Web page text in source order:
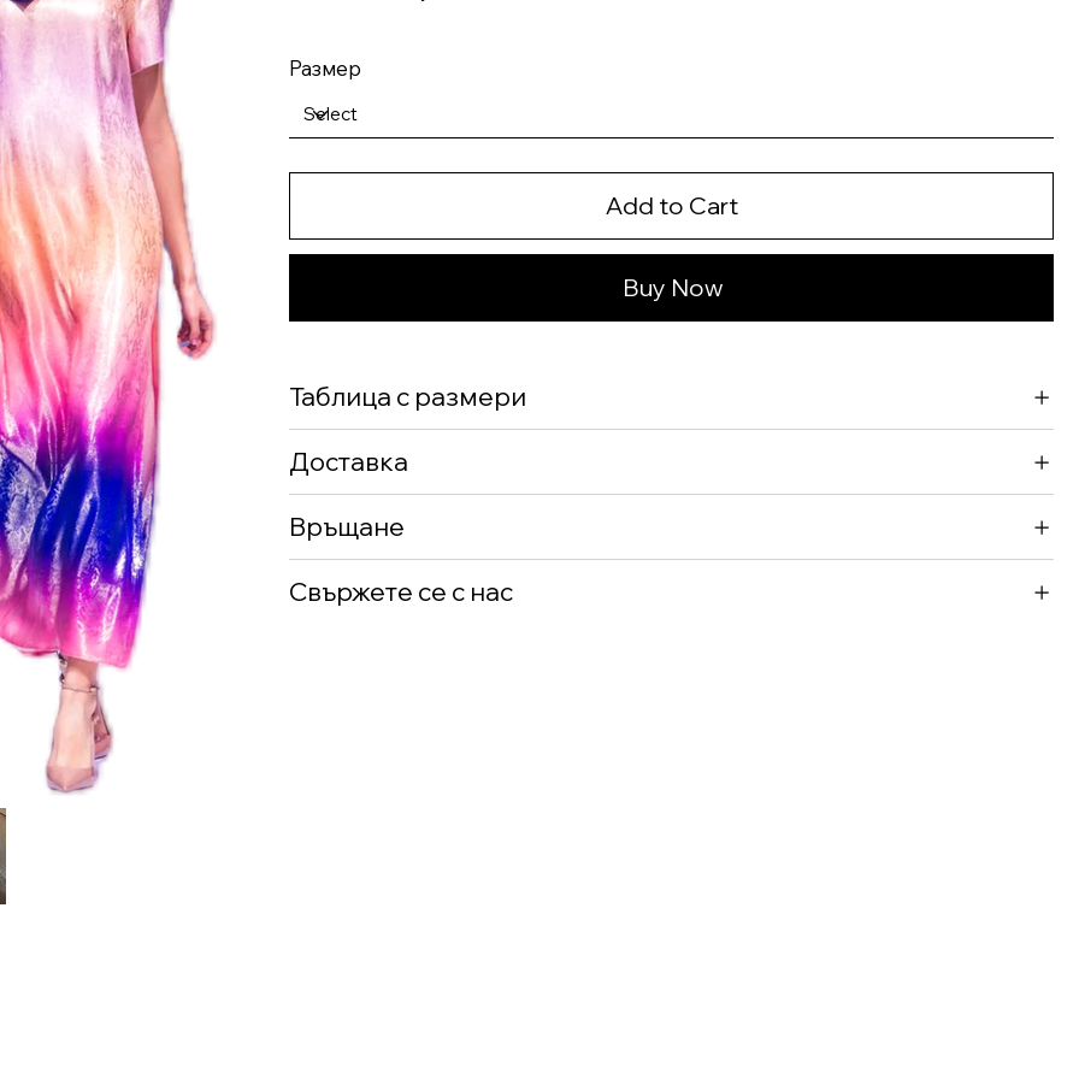
Размер
Add to Cart
Buy Now
Таблица с размери
Доставка
Връщане
Свържете се с нас